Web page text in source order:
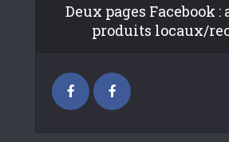
Deux pages Facebook :
produits locaux/